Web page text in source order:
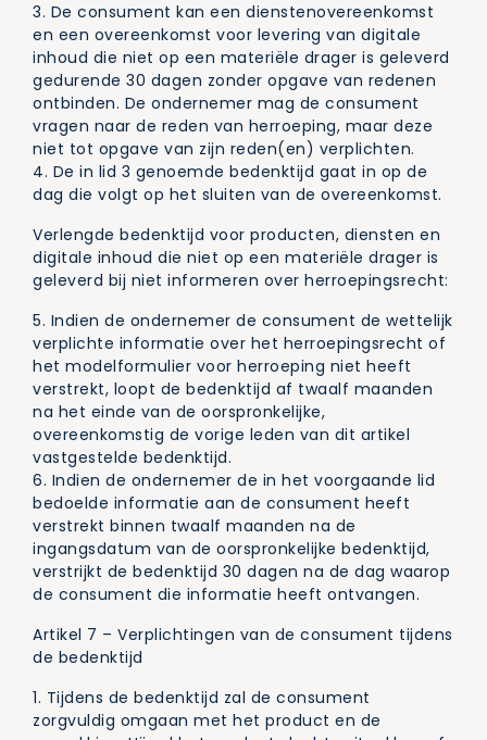
3. De consument kan een dienstenovereenkomst
en een overeenkomst voor levering van digitale
inhoud die niet op een materiële drager is geleverd
gedurende 30 dagen zonder opgave van redenen
ontbinden. De ondernemer mag de consument
vragen naar de reden van herroeping, maar deze
niet tot opgave van zijn reden(en) verplichten.
4. De in lid 3 genoemde bedenktijd gaat in op de
dag die volgt op het sluiten van de overeenkomst.
Verlengde bedenktijd voor producten, diensten en
digitale inhoud die niet op een materiële drager is
geleverd bij niet informeren over herroepingsrecht:
5. Indien de ondernemer de consument de wettelijk
verplichte informatie over het herroepingsrecht of
het modelformulier voor herroeping niet heeft
verstrekt, loopt de bedenktijd af twaalf maanden
na het einde van de oorspronkelijke,
overeenkomstig de vorige leden van dit artikel
vastgestelde bedenktijd.
6. Indien de ondernemer de in het voorgaande lid
bedoelde informatie aan de consument heeft
verstrekt binnen twaalf maanden na de
ingangsdatum van de oorspronkelijke bedenktijd,
verstrijkt de bedenktijd 30 dagen na de dag waarop
de consument die informatie heeft ontvangen.
Artikel 7 – Verplichtingen van de consument tijdens
de bedenktijd
1. Tijdens de bedenktijd zal de consument
zorgvuldig omgaan met het product en de